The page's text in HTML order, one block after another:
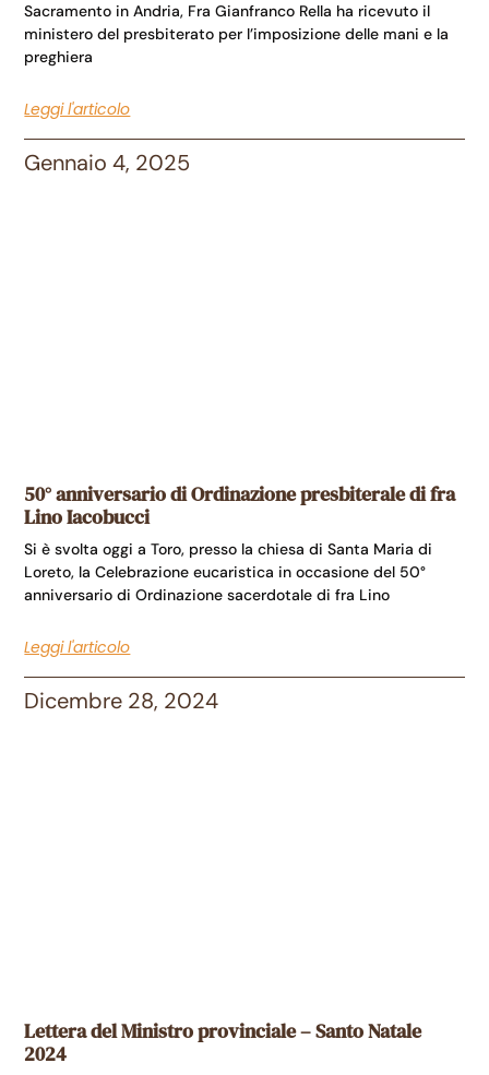
Sacramento in Andria, Fra Gianfranco Rella ha ricevuto il
ministero del presbiterato per l’imposizione delle mani e la
preghiera
Leggi l'articolo
Gennaio 4, 2025
50° anniversario di Ordinazione presbiterale di fra
Lino Iacobucci
Si è svolta oggi a Toro, presso la chiesa di Santa Maria di
Loreto, la Celebrazione eucaristica in occasione del 50°
anniversario di Ordinazione sacerdotale di fra Lino
Leggi l'articolo
Dicembre 28, 2024
Lettera del Ministro provinciale – Santo Natale
2024